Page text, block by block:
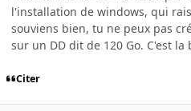
l'installation de windows, qui
souviens bien, tu ne peux pas
sur un DD dit de 120 Go. C'est
Citer